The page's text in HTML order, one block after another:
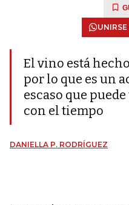
El vino está
por lo que es un
escaso que
con el tiempo
DANIELLA P. RODRÍGUEZ